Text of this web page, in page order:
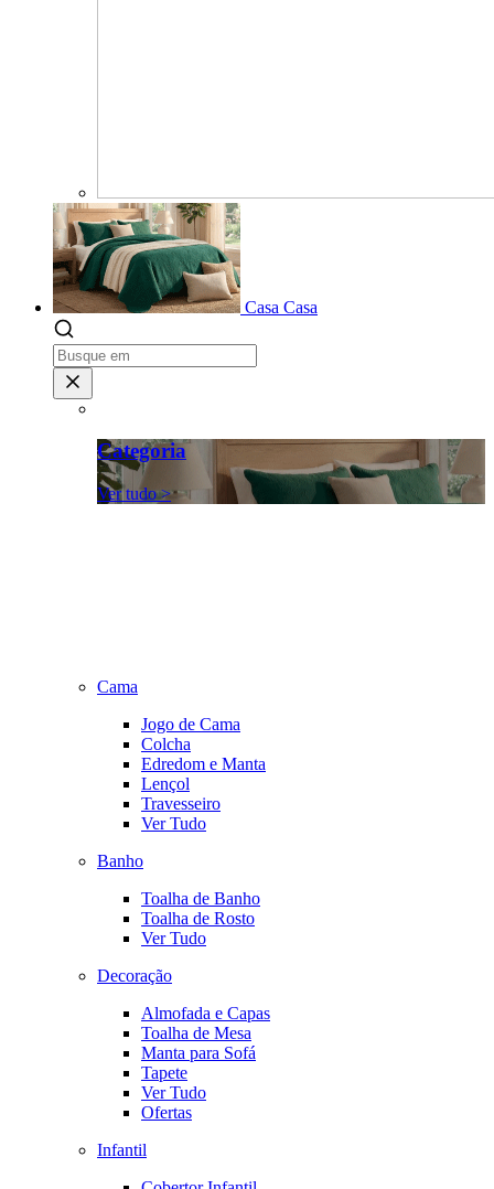
Casa Casa
Categoria
Ver tudo >
Cama
Jogo de Cama
Colcha
Edredom e Manta
Lençol
Travesseiro
Ver Tudo
Banho
Toalha de Banho
Toalha de Rosto
Ver Tudo
Decoração
Almofada e Capas
Toalha de Mesa
Manta para Sofá
Tapete
Ver Tudo
Ofertas
Infantil